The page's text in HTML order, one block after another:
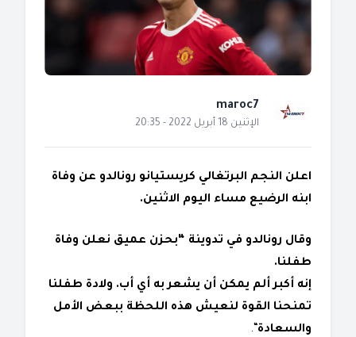
maroc7
الإثنين 18 أبريل 2022 - 20:35
اعلن النجم البرتغالي كريستيانو رونالدو عن وفاة
ابنه الرضيع مساء اليوم الاثنين.
وقال رونالدو في تدوينة “بحزن عميق نعلن وفاة
طفلنا.
إنه أكبر ألم يمكن أن يشعر به أي أب. ولادة طفلنا
تمنحنا القوة لنعيش هذه اللحظة ببعض الأمل
والسعادة“.